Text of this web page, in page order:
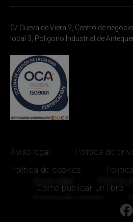
C/ Cueva de Viera 2, Centro de
local 3, Poligono Industrial de
Aviso legal
Política de
Política de cookies
|
Cómo publicar un libro